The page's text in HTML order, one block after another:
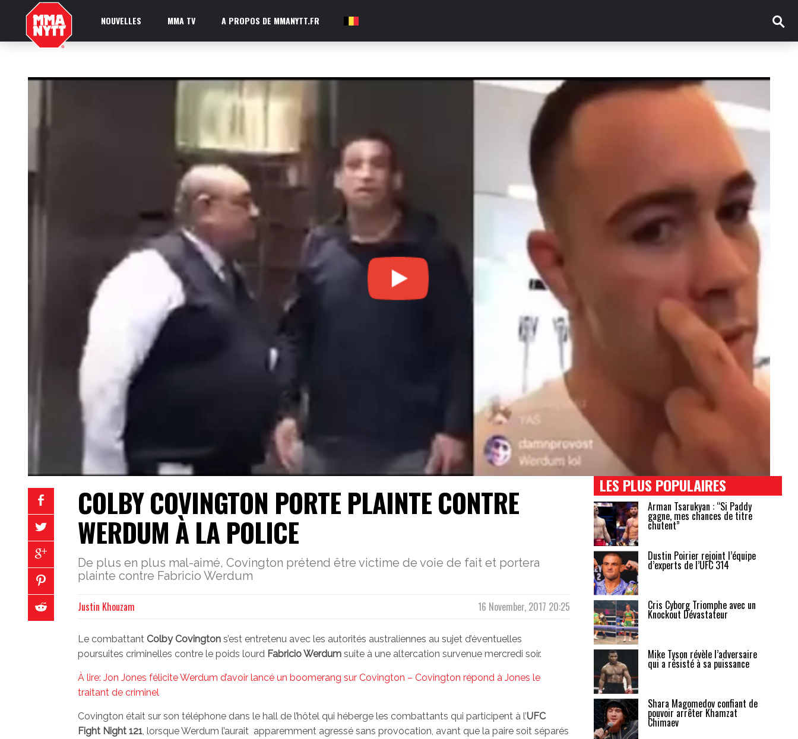
NOUVELLES MMA TV A PROPOS DE MMANYTT.FR FR
COLBY COVINGTON PORTE PLAINTE CONTRE
WERDUM À LA POLICE
De plus en plus mal-aimé, Covington prétend être victime de voie de fait et portera
plainte contre Fabricio Werdum
16 November, 2017 20:25
Justin Khouzam
Le combattant Colby Covington s’est entretenu avec les autorités australiennes au sujet d’éventuelles
poursuites criminelles contre le poids lourd Fabricio Werdum suite à une altercation survenue mercredi soir.
À lire: Jon Jones félicite Werdum d’avoir lancé un boomerang sur Covington – Covington répond à Jones le
traitant de criminel
Covington était sur son téléphone dans le hall de l’hôtel qui héberge les combattants qui participent à l’UFC
Fight Night 121, lorsque Werdum l’aurait apparemment agressé sans provocation, avant que la paire soit séparés
LES PLUS POPULAIRES
Arman Tsarukyan : “Si Paddy
gagne, mes chances de titre
chutent”
Dustin Poirier rejoint l’équipe
d’experts de l’UFC 314
Cris Cyborg Triomphe avec un
Knockout Dévastateur
Mike Tyson révèle l’adversaire
qui a résisté à sa puissance
Shara Magomedov confiant de
pouvoir arrêter Khamzat
Chimaev